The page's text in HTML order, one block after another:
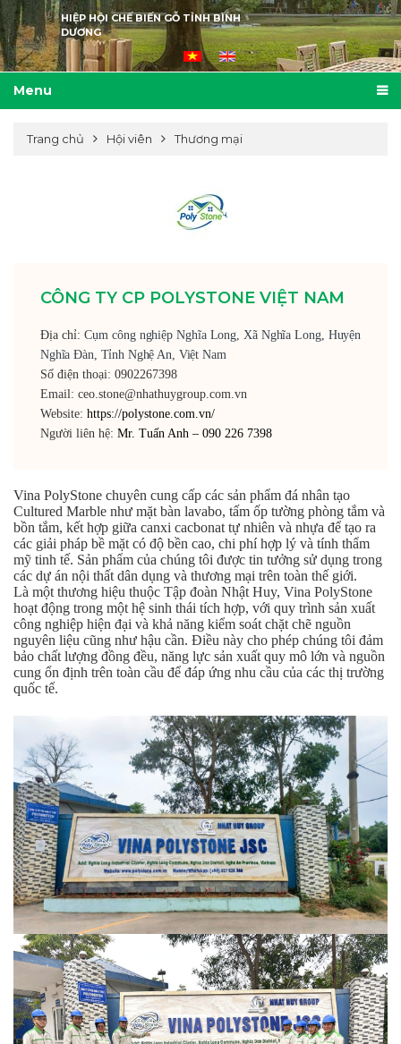
HIỆP HỘI CHẾ BIẾN GỖ TỈNH BÌNH
DƯƠNG
Menu
Trang chủ Hội viên Thương mại
CÔNG TY CP POLYSTONE VIỆT NAM
Địa chỉ:Cụm công nghiệp Nghĩa Long, Xã Nghĩa Long, Huyện
Nghĩa Đàn, Tỉnh Nghệ An, Việt Nam
Số điện thoại: 0902267398
Email: ceo.stone@nhathuygroup.com.vn
Website: https://polystone.com.vn/
Người liên hệ: Mr. Tuấn Anh – 090 226 7398
Vina PolyStone chuyên cung cấp các sản phẩm đá nhân tạo
Cultured Marble như mặt bàn lavabo, tấm ốp tường phòng tắm và
bồn tắm, kết hợp giữa canxi cacbonat tự nhiên và nhựa để tạo ra
các giải pháp bề mặt có độ bền cao, chi phí hợp lý và tính thẩm
mỹ tinh tế. Sản phẩm của chúng tôi được tin tưởng sử dụng trong
các dự án nội thất dân dụng và thương mại trên toàn thế giới.
Là một thương hiệu thuộc Tập đoàn Nhật Huy, Vina PolyStone
hoạt động trong một hệ sinh thái tích hợp, với quy trình sản xuất
công nghiệp hiện đại và khả năng kiểm soát chặt chẽ nguồn
nguyên liệu cũng như hậu cần. Điều này cho phép chúng tôi đảm
bảo chất lượng đồng đều, năng lực sản xuất quy mô lớn và nguồn
cung ổn định trên toàn cầu để đáp ứng nhu cầu của các thị trường
quốc tế.